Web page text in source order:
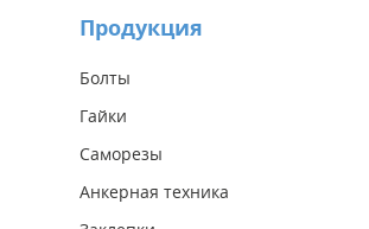
Продукция
Болты
Гайки
Саморезы
Анкерная техника